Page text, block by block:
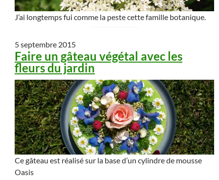
J’ai longtemps fui comme la peste cette famille botanique.
5 septembre 2015
Faire un gâteau végétal avec les
fleurs du jardin
Ce gâteau est réalisé sur la base d’un cylindre de mousse
Oasis